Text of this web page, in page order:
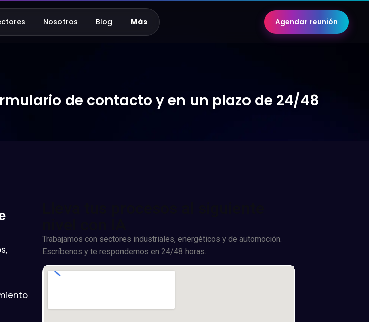
Nosotros Blog Más Agendar reunión
de contacto y en un plazo de 24/48
Trabajamos con sectores industriales, energéticos y de automoción.
Escríbenos y te respondemos en 24/48 horas.